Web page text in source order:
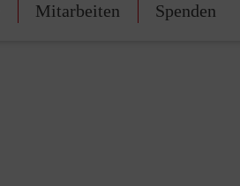
Mitarbeiten Spenden